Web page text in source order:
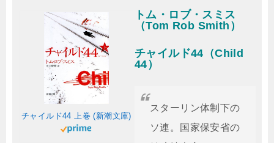
チャイルド44 上巻 (新潮文庫)
トム・ロブ・スミス
（Tom Rob Smith）
チャイルド44（Child
44）
スターリン体制下の
ソ連。国家保安省の